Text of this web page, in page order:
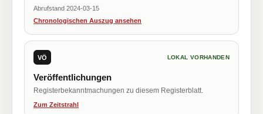
Abrufstand 2024-03-15
Chronologischen Auszug ansehen
VÖ LOKAL VORHANDEN
Veröffentlichungen
Registerbekanntmachungen zu diesem Registerblatt.
Zum Zeitstrahl